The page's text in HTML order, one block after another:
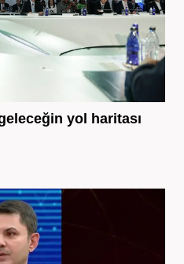
yol haritası